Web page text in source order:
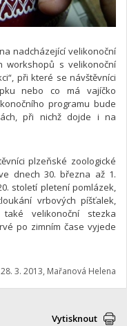
nadcházející velikonoční
workshopů s velikonoční
při které se návštěvníci
nebo co má vajíčko
programu bude
při nichž dojde i na
plzeňské zoologické
dnech 30. března až 1.
století pletení pomlázek,
vrbových píšťalek,
velikonoční stezka
po zimním čase vyjede
3. 2013, Mařanová Helena
Vytisknout